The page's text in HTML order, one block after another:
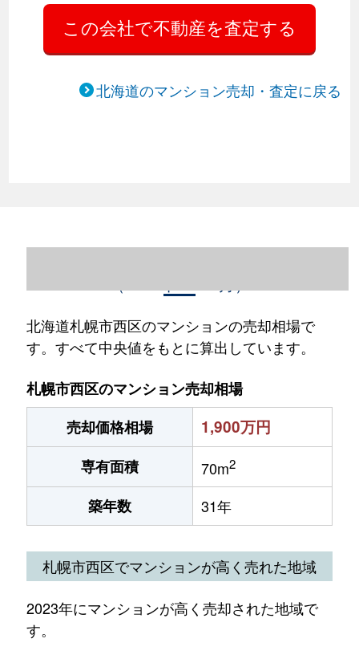
北海道のマンション売却・査定に戻る
北海道札幌市西区のマンションの売却相場で
す。すべて中央値をもとに算出しています。
札幌市西区のマンション売却相場
売却価格相場
1,900万円
専有面積 70m2
築年数 31年
札幌市西区でマンションが高く売れた地域
2023年にマンションが高く売却された地域で
す。